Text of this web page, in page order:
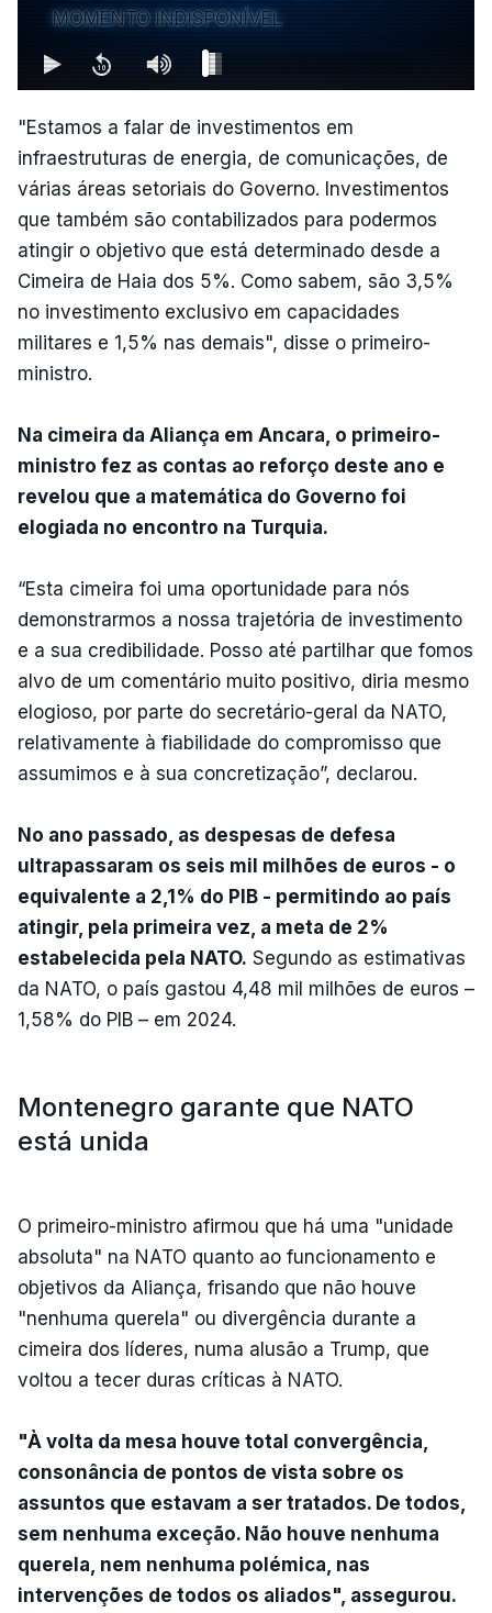
MOMENTO INDISPONÍVEL
"Estamos a falar de investimentos em
infraestruturas de energia, de comunicações, de
várias áreas setoriais do Governo. Investimentos
que também são contabilizados para podermos
atingir o objetivo que está determinado desde a
Cimeira de Haia dos 5%. Como sabem, são 3,5%
no investimento exclusivo em capacidades
militares e 1,5% nas demais", disse o primeiro-
ministro.
Na cimeira da Aliança em Ancara, o primeiro-
ministro fez as contas ao reforço deste ano e
revelou que a matemática do Governo foi
elogiada no encontro na Turquia.
“Esta cimeira foi uma oportunidade para nós
demonstrarmos a nossa trajetória de investimento
e a sua credibilidade. Posso até partilhar que fomos
alvo de um comentário muito positivo, diria mesmo
elogioso, por parte do secretário-geral da NATO,
relativamente à fiabilidade do compromisso que
assumimos e à sua concretização”, declarou.
No ano passado, as despesas de defesa
ultrapassaram os seis mil milhões de euros - o
equivalente a 2,1% do PIB - permitindo ao país
atingir, pela primeira vez, a meta de 2%
estabelecida pela NATO. Segundo as estimativas
da NATO, o país gastou 4,48 mil milhões de euros –
1,58% do PIB – em 2024.
Montenegro garante que NATO
está unida
O primeiro-ministro afirmou que há uma "unidade
absoluta" na NATO quanto ao funcionamento e
objetivos da Aliança, frisando que não houve
"nenhuma querela" ou divergência durante a
cimeira dos líderes, numa alusão a Trump, que
voltou a tecer duras críticas à NATO.
"À volta da mesa houve total convergência,
consonância de pontos de vista sobre os
assuntos que estavam a ser tratados. De todos,
sem nenhuma exceção. Não houve nenhuma
querela, nem nenhuma polémica, nas
intervenções de todos os aliados", assegurou.